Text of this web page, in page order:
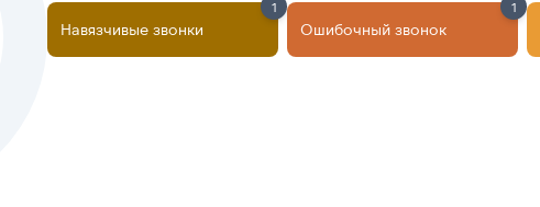
Навязчивые звонки
1
Ошибочный звонок
1